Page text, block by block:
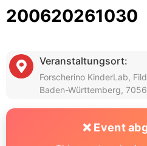
200620261030
Veranstaltungsort:
Forscherino KinderLab,
Baden-Württemberg,
❌ Event